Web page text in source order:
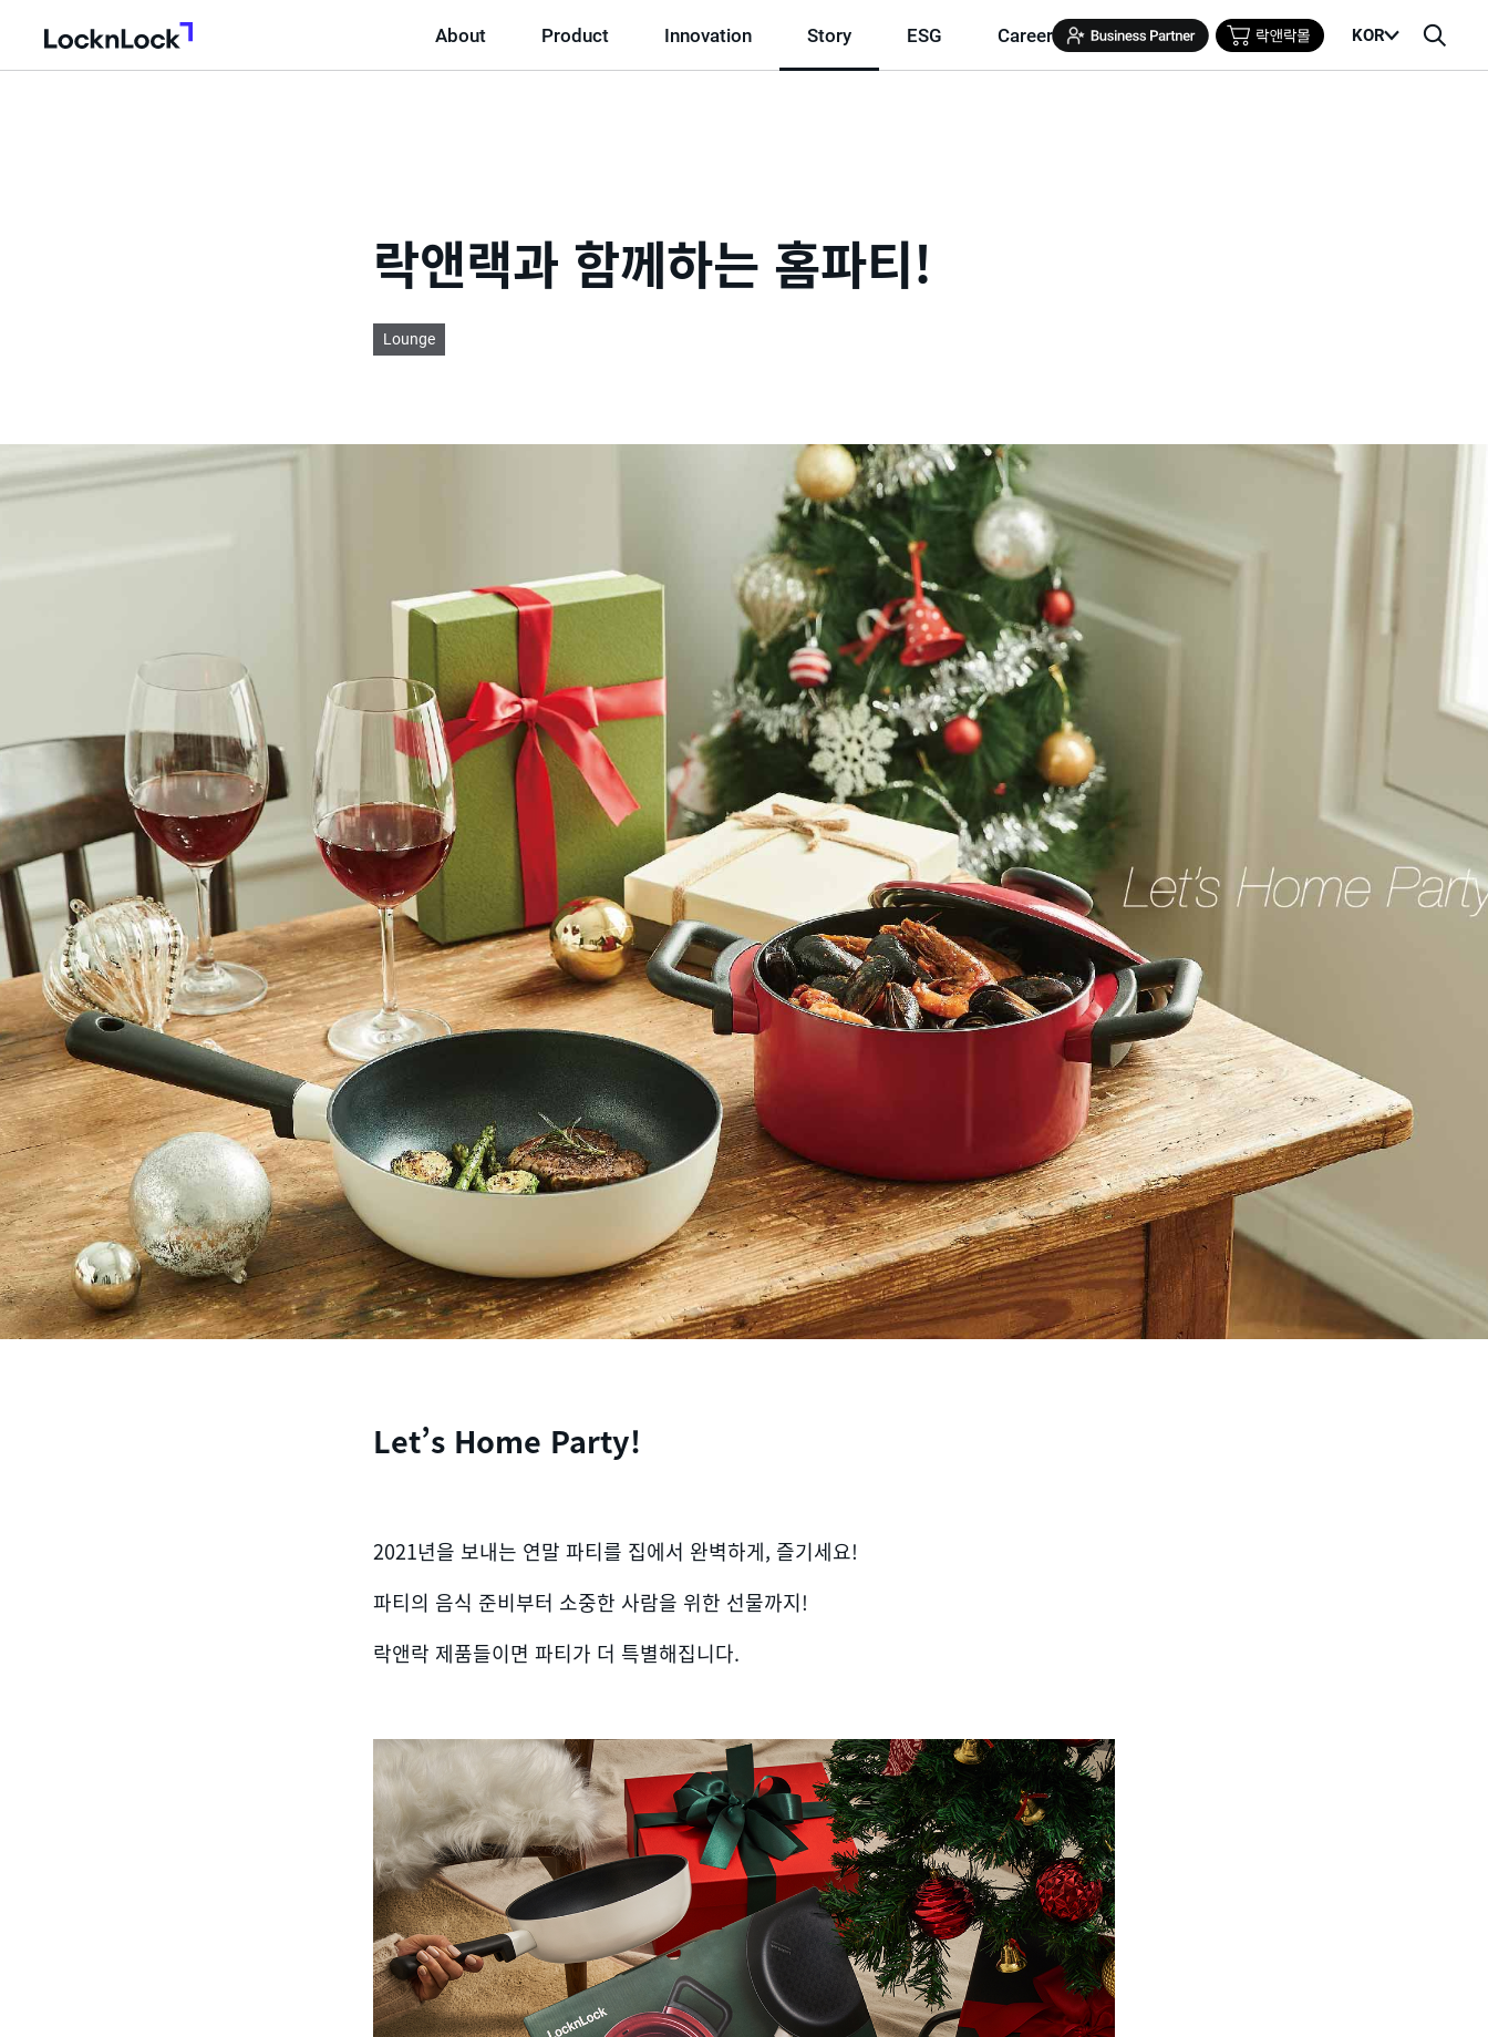
LocknLock
About Product Innovation Story ESG Career KOR
검
뉴
락앤랙과 함께하는 홈파티!
Lounge
Let’s Home Party!
2021년을 보내는 연말 파티를 집에서 완벽하게, 즐기세요!
파티의 음식 준비부터 소중한 사람을 위한 선물까지!
락앤락 제품들이면 파티가 더 특별해집니다.